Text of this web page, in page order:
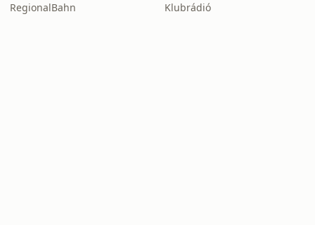
RegionalBahn Klubrádió